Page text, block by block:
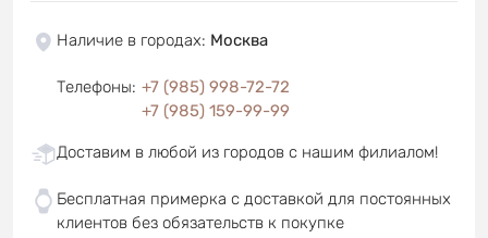
Наличие в городах: Москва
Телефоны: +7 (985) 998-72-72
+7 (985) 159-99-99
Доставим в любой из городов с нашим филиалом!
Бесплатная примерка с доставкой для постоянных
клиентов без обязательств к покупке